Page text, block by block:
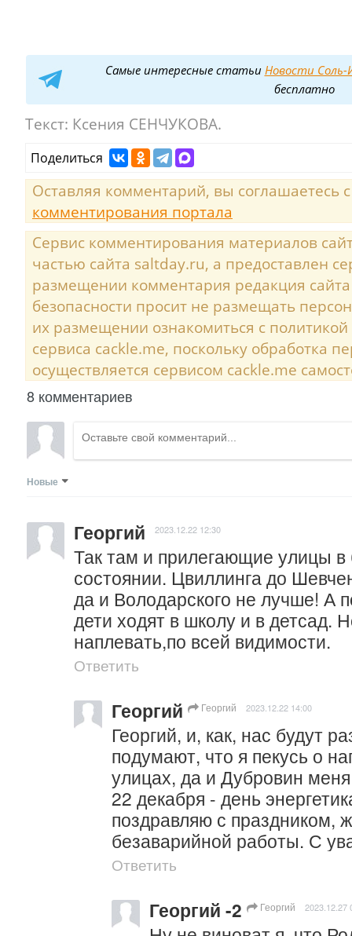
Самые интересные статьи Новости Соль-
бесплатно
Текст: Ксения СЕНЧУКОВА.
Поделиться
Оставляя комментарий, вы соглашаетесь
комментирования портала
Сервис комментирования материалов
частью сайта saltday.ru, а предоставлен
размещении комментария редакция
безопасности просит не размещать
их размещении ознакомиться с
сервиса cackle.me, поскольку обработка
осуществляется сервисом cackle.me
8 комментариев
Новые
Георгий 2023.12.22 12:30
Так там и прилегающие улицы в
состоянии. Цвиллинга до
да и Володарского не лучше! А
дети ходят в школу и в детсад.
наплевать,по всей видимости.
Ответить
Георгий Георгий 2023.12.22 14:00
Георгий, и, как, нас будут
подумают, что я пекусь о
улицах, да и Дубровин
22 декабря - день
поздравляю с праздником,
безаварийной работы. С
Ответить
Георгий -2 Георгий 2023.12.27